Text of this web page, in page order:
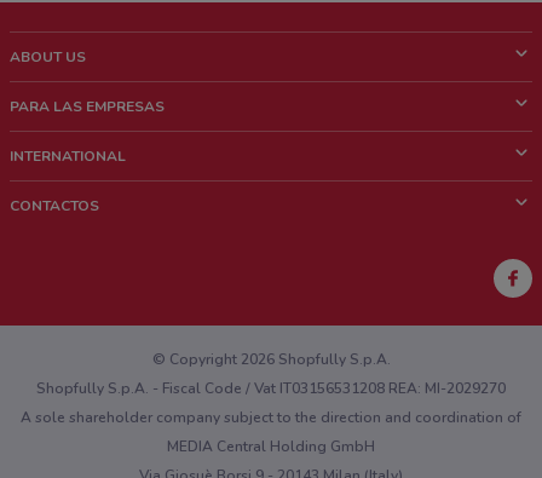
ABOUT US
¿Quiénes Somos?
Trabaja con nosotros
PARA LAS EMPRESAS
Contacto comercial
INTERNATIONAL
CONTACTOS
¿Encontraste un problema en la web o en la aplicación?
© Copyright 2026 Shopfully S.p.A.
Shopfully S.p.A. - Fiscal Code / Vat IT03156531208 REA: MI-2029270
A sole shareholder company subject to the direction and coordination of
MEDIA Central Holding GmbH